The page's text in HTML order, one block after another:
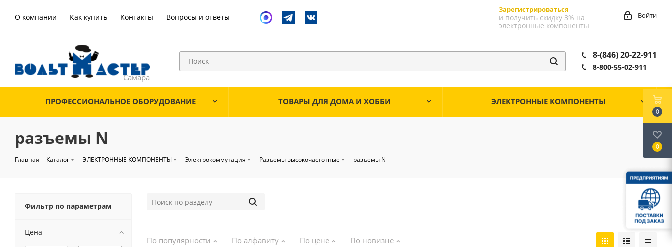
О компании Как купить Контакты Вопросы и ответы
Зарегистрироваться
и получить скидку 3% на
электронные компоненты
Войти
8-(846) 20-22-911
8-800-55-02-911
ПРОФЕССИОНАЛЬНОЕ ОБОРУДОВАНИЕ ТОВАРЫ ДЛЯ ДОМА И ХОББИ ЭЛЕКТРОННЫЕ КОМПОНЕНТЫ
разъемы N
Главная - Каталог - ЭЛЕКТРОННЫЕ КОМПОНЕНТЫ - Электрокоммутация - Разъемы высокочастотные - разъемы N
По популярности По алфавиту По цене По новизне
Фильтр по параметрам
Цена
0
0